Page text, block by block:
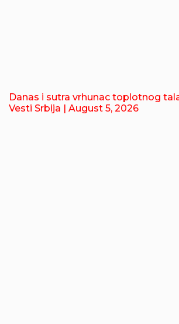
Danas i sutra vrhunac toplotnog
Vesti Srbija | August 5, 2026